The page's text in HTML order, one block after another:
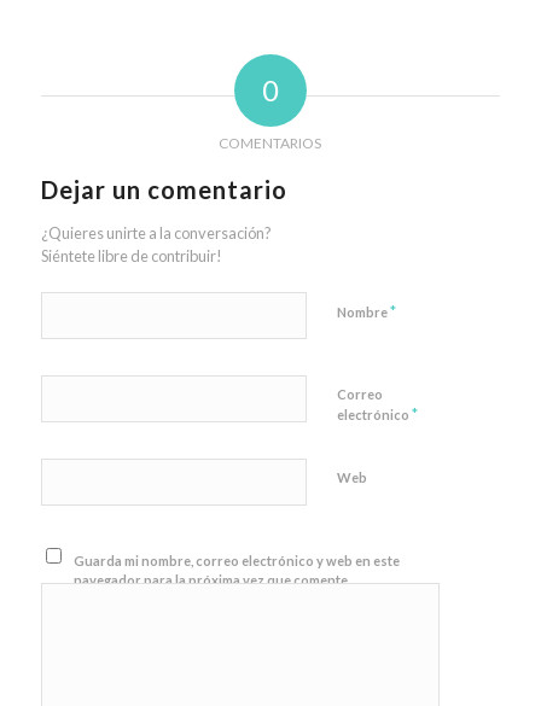
0
COMENTARIOS
Dejar un comentario
¿Quieres unirte a la conversación?
Siéntete libre de contribuir!
Nombre*
Correo
electrónico *
Web
Guarda mi nombre, correo electrónico y web en este
navegador para la próxima vez que comente.